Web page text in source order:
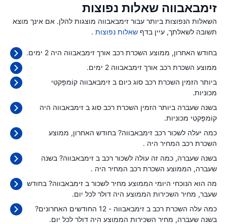
זימבאבווה שאלות נפוצות
השאלות הנפוצות ביותר עבור זימבאבווה מוצגות להלן. אם אינך מוצא
תשובה לשאלתך, עיין בדף שאלות נפוצות .
בחודש האחרון, ממוצע השכרת רכב אורך זימבאבווה היה 2 ימים.
ממוצע השכרת רכב אורך זימבאבווה 2 ימים.
ביותר הזמין השכרת רכב סוג כיום ב זימבאבווה קוֹמפָּקטִי
מכוניות.
בשנה שעברה ביותר הזמין השכרת רכב סוג ב זימבאבווה היה
קוֹמפָּקטִי מכוניות.
כמה יעלה לשכור רכב זימבאבווה? בחודש האחרון, ממוצע
השכרת רכב המחיר היה .
בשנה שעברה, כמה זה עולה לשכור רכב ב זימבאבווה? בשנה
שעברה, הממוצע השכרת רכב המחיר היה .
מה הוא הנוכחי היומי הממוצע מחיר לשכור ב זימבאבווה? בחודש
שעבר, מחיר השכירות הממוצע היה דולר לכל יום.
כמה עלה השכרת רכב ב זימבאבווה - 12 החודשים האחרונים?
בשנה שעברה, מחיר השכירות הממוצע היה דולר לכל יום.